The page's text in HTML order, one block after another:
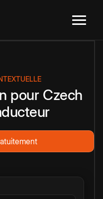
pour Czech